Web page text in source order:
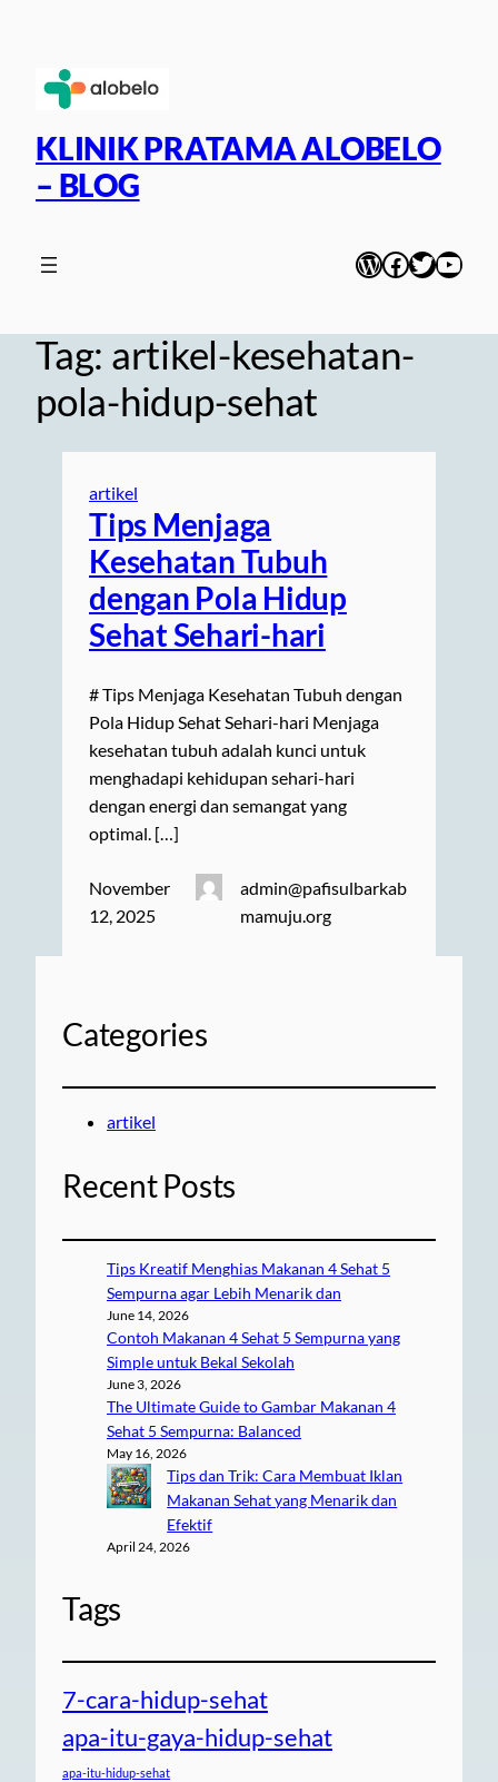
content
KLINIK PRATAMA ALOBELO
– BLOG
WordPress
Facebook
Twitter
Tag: artikel-kesehatan-
pola-hidup-sehat
artikel
Tips Menjaga
Kesehatan Tubuh
dengan Pola Hidup
Sehat Sehari-hari
# Tips Menjaga Kesehatan Tubuh dengan
Pola Hidup Sehat Sehari-hari Menjaga
kesehatan tubuh adalah kunci untuk
menghadapi kehidupan sehari-hari
dengan energi dan semangat yang
optimal. […]
November
12, 2025
admin@pafisulbarkab
mamuju.org
Categories
artikel
Recent Posts
Tips Kreatif Menghias Makanan 4 Sehat 5
Sempurna agar Lebih Menarik dan
June 14, 2026
Contoh Makanan 4 Sehat 5 Sempurna yang
Simple untuk Bekal Sekolah
June 3, 2026
The Ultimate Guide to Gambar Makanan 4
Sehat 5 Sempurna: Balanced
May 16, 2026
Tips dan Trik: Cara Membuat Iklan
Makanan Sehat yang Menarik dan
Efektif
April 24, 2026
Tags
7-cara-hidup-sehat
apa-itu-gaya-hidup-sehat
apa-itu-hidup-sehat